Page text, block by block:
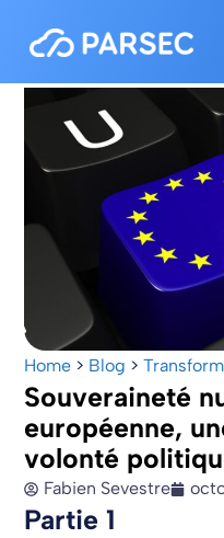
Home > Blog >
Souveraineté
européenne,
volonté
Fabien Sevestre
Partie 1